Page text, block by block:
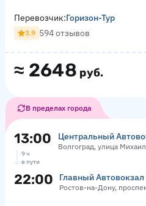
≈ 2648 руб.
Перевозчик:Горизон-Тур
3.9 594 отзывов
В пределах города
13:00 Центральный
Волгоград, улица
9 ч
в пути
22:00 Главный
Ростов-на-Дону,